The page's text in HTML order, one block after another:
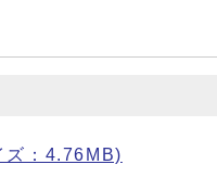
：4.76MB)